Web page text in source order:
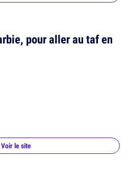
pour aller au taf en
Voir le site